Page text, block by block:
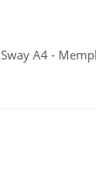
A4 -